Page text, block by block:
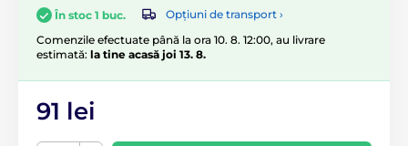
În stoc 1 buc.
Opțiuni de transport ›
Comenzile efectuate până la ora 10. 8. 12:00, au livrare
estimată: la tine acasă joi 13. 8.
91 lei